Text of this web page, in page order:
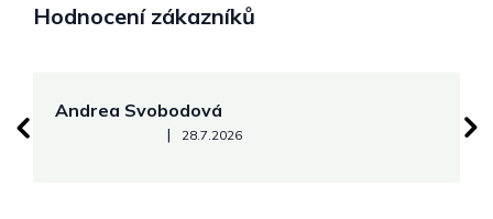
Hodnocení zákazníků
Andrea Svobodová
Hodnocení obchodu je 5 z 5 hvězdiček.
| 28.7.2026